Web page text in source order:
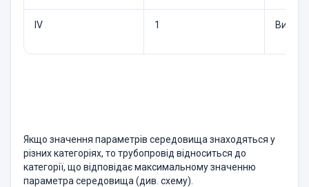
IV 1 Вище
Якщо значення параметрів середовища знаходяться у
різних категоріях, то трубопровід відноситься до
категорії, що відповідає максимальному значенню
параметра середовища (див. схему).